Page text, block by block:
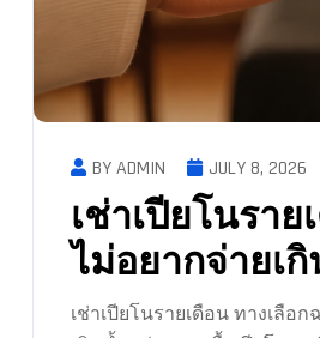
BY ADMIN JULY 8, 2026
เช่าเปียโนรา
ไม่อยากจ่ายเ
เช่าเปียโนรายเดือน ทางเลื